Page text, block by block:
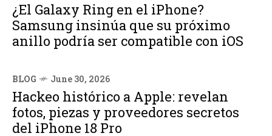
¿El Galaxy Ring en el iPhone?
Samsung insinúa que su próximo
anillo podría ser compatible con iOS
BLOG June 30, 2026
Hackeo histórico a Apple: revelan
fotos, piezas y proveedores secretos
del iPhone 18 Pro